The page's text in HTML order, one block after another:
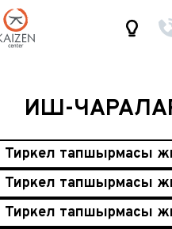
ИШ-
Тиркелү тапшырмасы
Тиркелү тапшырмасы
Тиркелү тапшырмасы